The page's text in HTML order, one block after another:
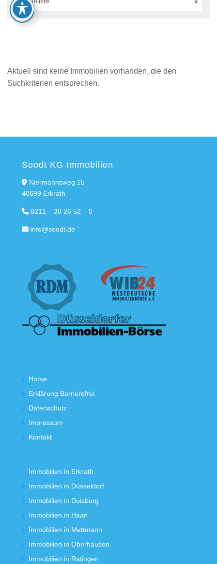
Aktuell sind keine Immobilien vorhanden, die den
Suchkriterien entsprechen.
Soodt KG Immobilien
Niermannsweg 15
40699 Erkrath
0211 – 30 26 52 – 0
info@soodt.de
Home
Erklärung Barrierefrei
Datenschutz
Impressum
Kontakt
Immobilien in Erkrath
Immobilien in Düsseldorf
Immobilien in Duisburg
Immobilien in Haan
Immobilien in Mettmann
Immobilien in Oberhausen
Immobilien in Ratingen